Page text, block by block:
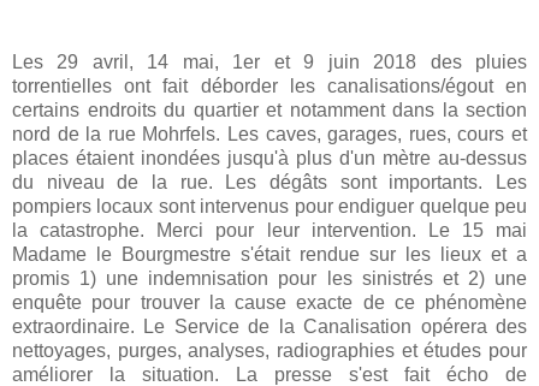
Les 29 avril, 14 mai, 1er et 9 juin 2018 des pluies
torrentielles ont fait déborder les canalisations/égout en
certains endroits du quartier et notamment dans la section
nord de la rue Mohrfels. Les caves, garages, rues, cours et
places étaient inondées jusqu'à plus d'un mètre au-dessus
du niveau de la rue. Les dégâts sont importants. Les
pompiers locaux sont intervenus pour endiguer quelque peu
la catastrophe. Merci pour leur intervention. Le 15 mai
Madame le Bourgmestre s'était rendue sur les lieux et a
promis 1) une indemnisation pour les sinistrés et 2) une
enquête pour trouver la cause exacte de ce phénomène
extraordinaire. Le Service de la Canalisation opérera des
nettoyages, purges, analyses, radiographies et études pour
améliorer la situation. La presse s'est fait écho de